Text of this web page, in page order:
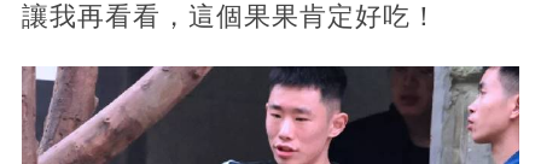
讓我再看看，這個果果肯定好吃！